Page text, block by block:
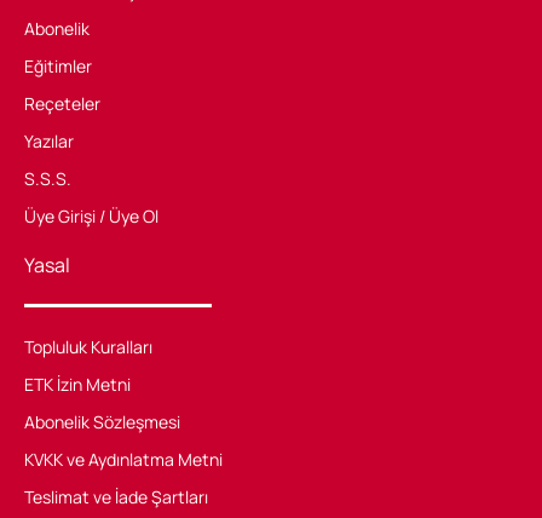
Abonelik
Eğitimler
Reçeteler
Yazılar
S.S.S.
Üye Girişi / Üye Ol
Yasal
Topluluk Kuralları
ETK İzin Metni
Abonelik Sözleşmesi
KVKK ve Aydınlatma Metni
Teslimat ve İade Şartları